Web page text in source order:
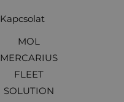
Kapcsolat
MOL
MERCARIUS
FLEET
SOLUTION